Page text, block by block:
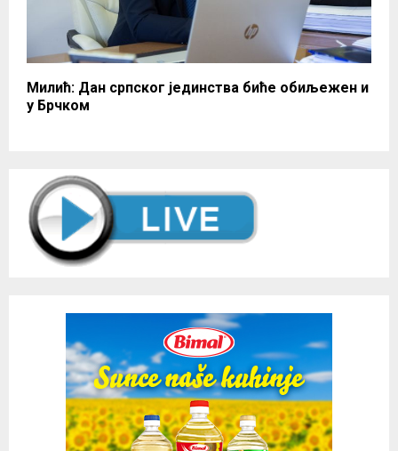
Милић: Дан српског јединства биће обиљежен и
у Брчком